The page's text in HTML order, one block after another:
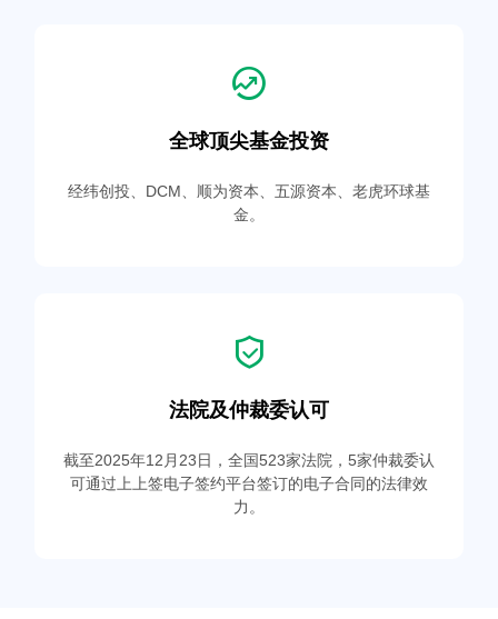
全球顶尖基金投资
经纬创投、DCM、顺为资本、五源资本、老虎环球基
金。
法院及仲裁委认可
截至2025年12月23日，全国523家法院，5家仲裁委认
可通过上上签电子签约平台签订的电子合同的法律效
力。